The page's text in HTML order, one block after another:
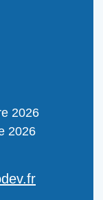
2026
2026